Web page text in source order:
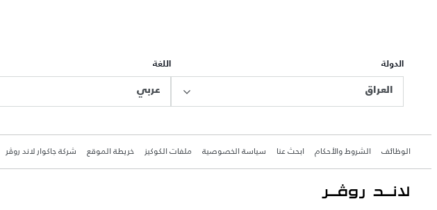
الدولة
العراق
اللغة
عربي
الوظائف الشروط والأحكام ابحث عنا سياسة الخصوصية ملفات الكوكيز خريطة الموقع شركة جاكوار لاند روڤر